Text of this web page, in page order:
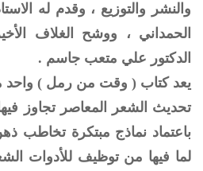
والنشر والتوزيع ، وقدم له
الحمداني ، ووشح الغلاف
الدكتور علي متعب جاسم .
يعد كتاب ( وقت من رمل ) واحد
تحديث الشعر المعاصر تجاوز
باعتماد نماذج مبتكرة تخاطب ذهن
لما فيها من توظيف للأدوات